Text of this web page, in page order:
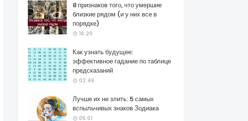
8 признаков того, что умершие
близкие рядом (и у них все в
порядке)
16:20
Как узнать будущее:
эффективное гадание по таблице
предсказаний
02:46
Лучше их не злить: 5 самых
вспыльчивых знаков Зодиака
05:01